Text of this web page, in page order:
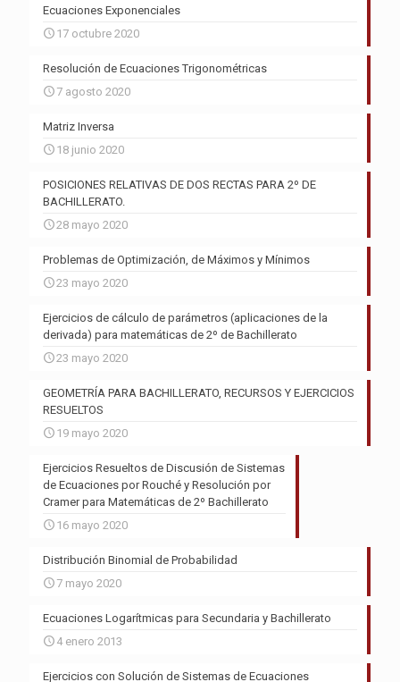
Ecuaciones Exponenciales
17 octubre 2020
Resolución de Ecuaciones Trigonométricas
7 agosto 2020
Matriz Inversa
18 junio 2020
POSICIONES RELATIVAS DE DOS RECTAS PARA 2º DE
BACHILLERATO.
28 mayo 2020
Problemas de Optimización, de Máximos y Mínimos
23 mayo 2020
Ejercicios de cálculo de parámetros (aplicaciones de la
derivada) para matemáticas de 2º de Bachillerato
23 mayo 2020
GEOMETRÍA PARA BACHILLERATO, RECURSOS Y EJERCICIOS
RESUELTOS
19 mayo 2020
Ejercicios Resueltos de Discusión de Sistemas
de Ecuaciones por Rouché y Resolución por
Cramer para Matemáticas de 2º Bachillerato
16 mayo 2020
Distribución Binomial de Probabilidad
7 mayo 2020
Ecuaciones Logarítmicas para Secundaria y Bachillerato
4 enero 2013
Ejercicios con Solución de Sistemas de Ecuaciones